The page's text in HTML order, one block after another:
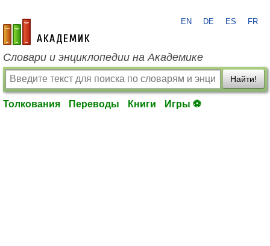
academic.ru
EN DE ES FR
Словари и энциклопедии на Академике
Найти!
Толкования Переводы Книги Игры ⚽